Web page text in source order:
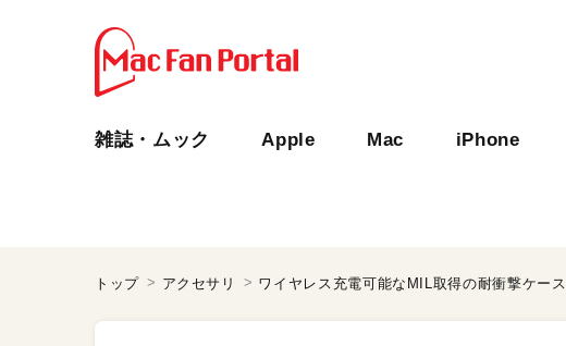
雑誌・ムック Apple Mac iPhone
トップ アクセサリ ワイヤレス充電可能なMIL取得の耐衝撃ケース